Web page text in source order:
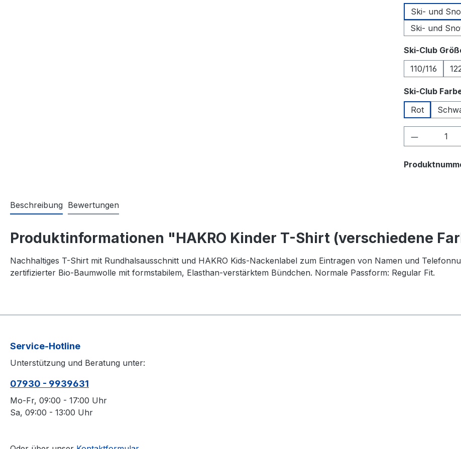
Ski- und
Ski- und
Ski-Club
110/116
Ski-Club
Rot
Produkt
Beschreibung Bewertungen
Produktinformationen "HAKRO Kinder T-Shirt (verschiedene
Nachhaltiges T-Shirt mit Rundhalsausschnitt und HAKRO Kids-Nackenlabel zum Eintragen von Namen und
zertifizierter Bio-Baumwolle mit formstabilem, Elasthan-verstärktem Bündchen. Normale Passform: Regular Fit.
Service-Hotline
Unterstützung und Beratung unter:
07930 - 9939631
Mo-Fr, 09:00 - 17:00 Uhr
Sa, 09:00 - 13:00 Uhr